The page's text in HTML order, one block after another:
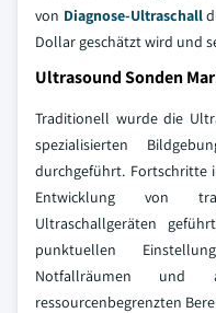
von Diagnose-Ultraschall
Dollar geschätzt wird und
Ultrasound Sonden
Traditionell wurde die
spezialisierten
durchgeführt. Fortschritte
Entwicklung von
Ultraschallgeräten
punktuellen
Notfallräumen und
ressourcenbegrenzten